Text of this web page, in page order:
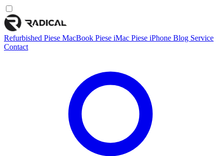
Refurbished Piese MacBook Piese iMac Piese iPhone Blog Service
Contact